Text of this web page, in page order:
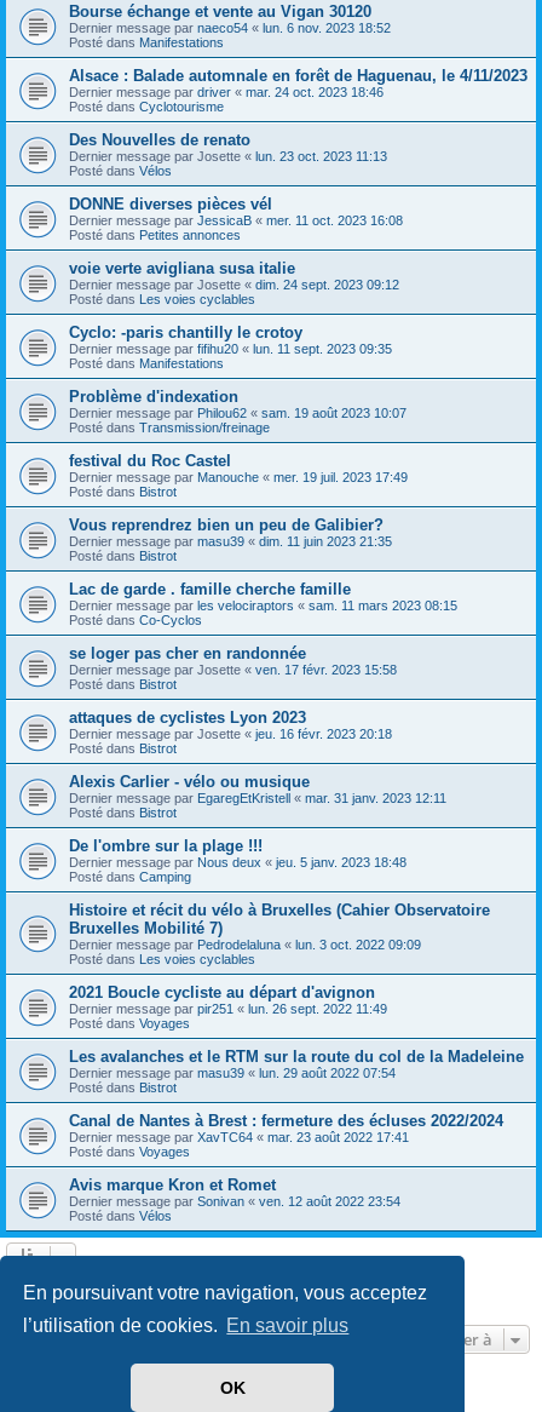
En poursuivant votre navigation, vous acceptez
l’utilisation de cookies. En savoir plus
OK
Bourse échange et vente au Vigan 30120
Dernier message par naeco54 « lun. 6 nov. 2023 18:52
Posté dans Manifestations
Alsace : Balade automnale en forêt de Haguenau, le 4/11/2023
Dernier message par driver « mar. 24 oct. 2023 18:46
Posté dans Cyclotourisme
Des Nouvelles de renato
Dernier message par Josette « lun. 23 oct. 2023 11:13
Posté dans Vélos
DONNE diverses pièces vél
Dernier message par JessicaB « mer. 11 oct. 2023 16:08
Posté dans Petites annonces
voie verte avigliana susa italie
Dernier message par Josette « dim. 24 sept. 2023 09:12
Posté dans Les voies cyclables
Cyclo: -paris chantilly le crotoy
Dernier message par fifihu20 « lun. 11 sept. 2023 09:35
Posté dans Manifestations
Problème d'indexation
Dernier message par Philou62 « sam. 19 août 2023 10:07
Posté dans Transmission/freinage
festival du Roc Castel
Dernier message par Manouche « mer. 19 juil. 2023 17:49
Posté dans Bistrot
Vous reprendrez bien un peu de Galibier?
Dernier message par masu39 « dim. 11 juin 2023 21:35
Posté dans Bistrot
Lac de garde . famille cherche famille
Dernier message par les velociraptors « sam. 11 mars 2023 08:15
Posté dans Co-Cyclos
se loger pas cher en randonnée
Dernier message par Josette « ven. 17 févr. 2023 15:58
Posté dans Bistrot
attaques de cyclistes Lyon 2023
Dernier message par Josette « jeu. 16 févr. 2023 20:18
Posté dans Bistrot
Alexis Carlier - vélo ou musique
Dernier message par EgaregEtKristell « mar. 31 janv. 2023 12:11
Posté dans Bistrot
De l'ombre sur la plage !!!
Dernier message par Nous deux « jeu. 5 janv. 2023 18:48
Posté dans Camping
Histoire et récit du vélo à Bruxelles (Cahier Observatoire
Bruxelles Mobilité 7)
Dernier message par Pedrodelaluna « lun. 3 oct. 2022 09:09
Posté dans Les voies cyclables
2021 Boucle cycliste au départ d'avignon
Dernier message par pir251 « lun. 26 sept. 2022 11:49
Posté dans Voyages
Les avalanches et le RTM sur la route du col de la Madeleine
Dernier message par masu39 « lun. 29 août 2022 07:54
Posté dans Bistrot
Canal de Nantes à Brest : fermeture des écluses 2022/2024
Dernier message par XavTC64 « mar. 23 août 2022 17:41
Posté dans Voyages
Avis marque Kron et Romet
Dernier message par Sonivan « ven. 12 août 2022 23:54
Posté dans Vélos
602 résultats trouvés Page1sur13
1 2 3 4 5 … 13
Aller à
phpBB ® Forum Software © phpBB Limited
phpBB-fr.com